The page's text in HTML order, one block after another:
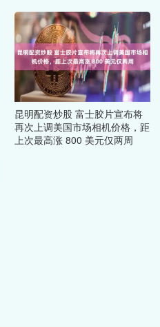
昆明配资炒股 富士胶片宣布将
再次上调美国市场相机价格，距
上次最高涨 800 美元仅两周